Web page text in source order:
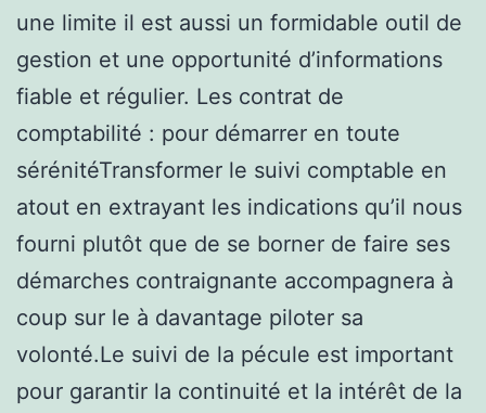
une limite il est aussi un formidable outil de
gestion et une opportunité d’informations
fiable et régulier. Les contrat de
comptabilité : pour démarrer en toute
sérénitéTransformer le suivi comptable en
atout en extrayant les indications qu’il nous
fourni plutôt que de se borner de faire ses
démarches contraignante accompagnera à
coup sur le à davantage piloter sa
volonté.Le suivi de la pécule est important
pour garantir la continuité et la intérêt de la